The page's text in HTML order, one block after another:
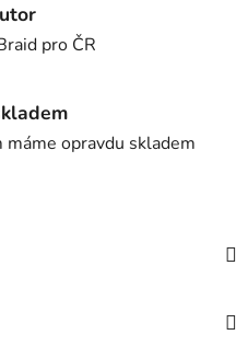
pro ČR
máme opravdu skladem